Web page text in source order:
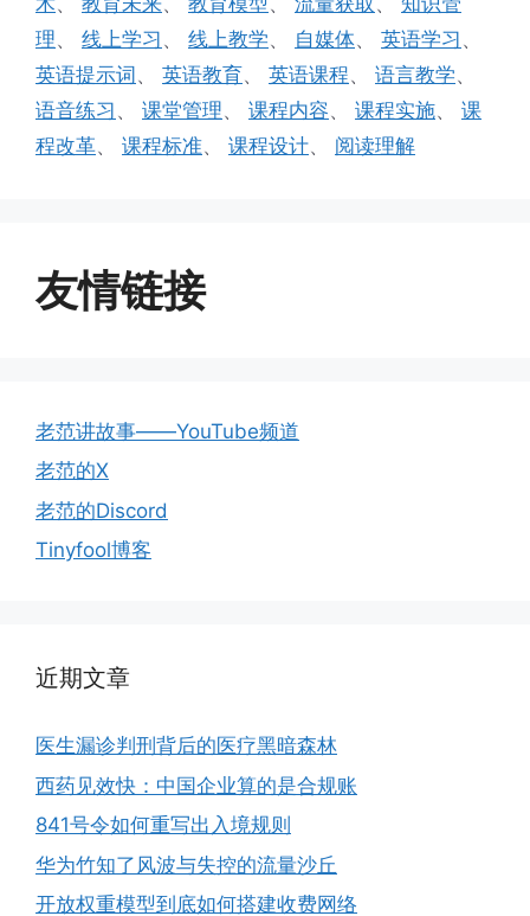
理、 线上学习 、 线上教学、 自媒体、 英语学习 、
英语提示词、 英语教育、 英语课程、 语言教学、
语音练习 、 课堂管理、 课程内容、 课程实施、 课
程改革、 课程标准、 课程设计、 阅读理解
友情链接
老范讲故事——YouTube频道
老范的X
老范的Discord
Tinyfool博客
近期文章
医生漏诊判刑背后的医疗黑暗森林
西药见效快：中国企业算的是合规账
841号令如何重写出入境规则
华为竹知了风波与失控的流量沙丘
开放权重模型到底如何搭建收费网络